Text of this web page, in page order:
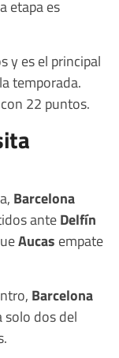
etapa es
y es el principal
temporada.
22 puntos.
Barcelona
anteDelfín
Aucas empate
Barcelona
solo dos del